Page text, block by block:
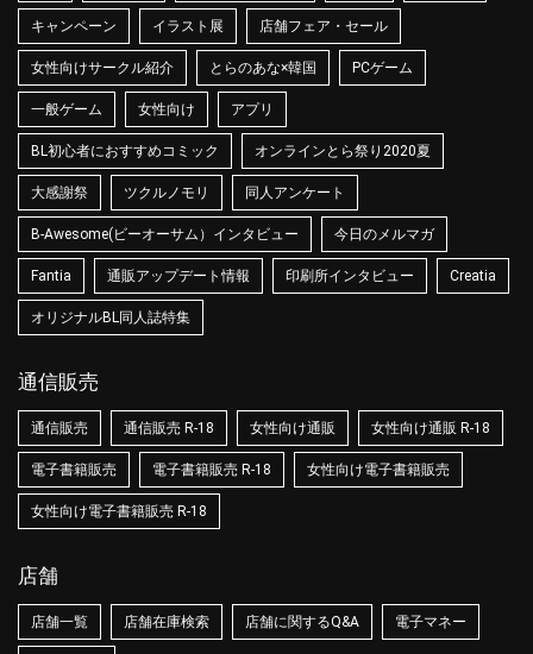
キャンペーン イラスト展 店舗フェア・セール
女性向けサークル紹介 とらのあな×韓国 PCゲーム
一般ゲーム 女性向け アプリ
BL初心者におすすめコミック オンラインとら祭り2020夏
大感謝祭 ツクルノモリ 同人アンケート
B-Awesome(ビーオーサム）インタビュー 今日のメルマガ
Fantia 通販アップデート情報 印刷所インタビュー Creatia
オリジナルBL同人誌特集
通信販売
通信販売 通信販売 R-18 女性向け通販 女性向け通販 R-18
電子書籍販売 電子書籍販売 R-18 女性向け電子書籍販売
女性向け電子書籍販売 R-18
店舗
店舗一覧 店舗在庫検索 店舗に関するQ&A 電子マネー